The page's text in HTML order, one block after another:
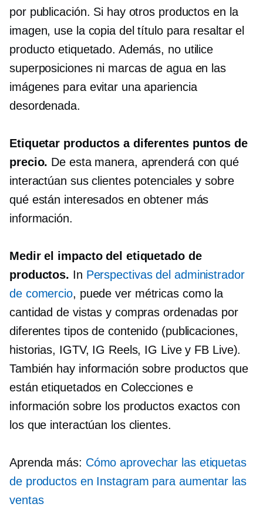
por publicación. Si hay otros productos en la
imagen, use la copia del título para resaltar el
producto etiquetado. Además, no utilice
superposiciones ni marcas de agua en las
imágenes para evitar una apariencia
desordenada.
Etiquetar productos a diferentes puntos de
precio. De esta manera, aprenderá con qué
interactúan sus clientes potenciales y sobre
qué están interesados ​​en obtener más
información.
Medir el impacto del etiquetado de
productos. In Perspectivas del administrador
de comercio, puede ver métricas como la
cantidad de vistas y compras ordenadas por
diferentes tipos de contenido (publicaciones,
historias, IGTV, IG Reels, IG Live y FB Live).
También hay información sobre productos que
están etiquetados en Colecciones e
información sobre los productos exactos con
los que interactúan los clientes.
Aprenda más: Cómo aprovechar las etiquetas
de productos en Instagram para aumentar las
ventas